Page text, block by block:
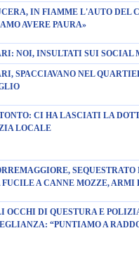
IN FIAMME L'AUTO DEL
AVERE PAURA»
NOI, INSULTATI SUI SOCIAL
SPACCIAVANO NEL
CI HA LASCIATI LA
LOCALE
FUCILE A CANNE MOZZE,
OCCHI DI QUESTURA E
“PUNTIAMO A